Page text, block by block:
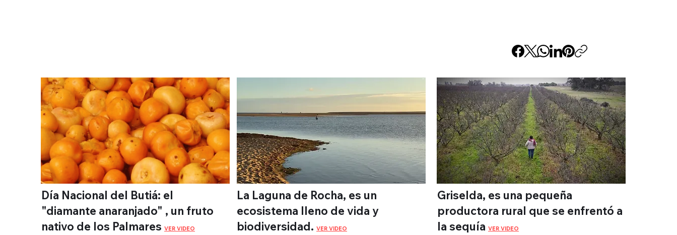
Día Nacional del Butiá: el
"diamante anaranjado" , un fruto
nativo de los Palmares VER VIDEO
La Laguna de Rocha, es un
ecosistema lleno de vida y
biodiversidad. VER VIDEO
Griselda, es una pequeña
productora rural que se enfrentó a
la sequía VER VIDEO